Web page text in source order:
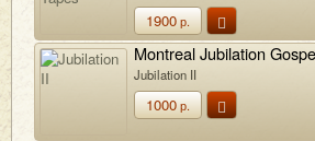
1900р.
Montreal Jubilation
Jubilation II
1000р.